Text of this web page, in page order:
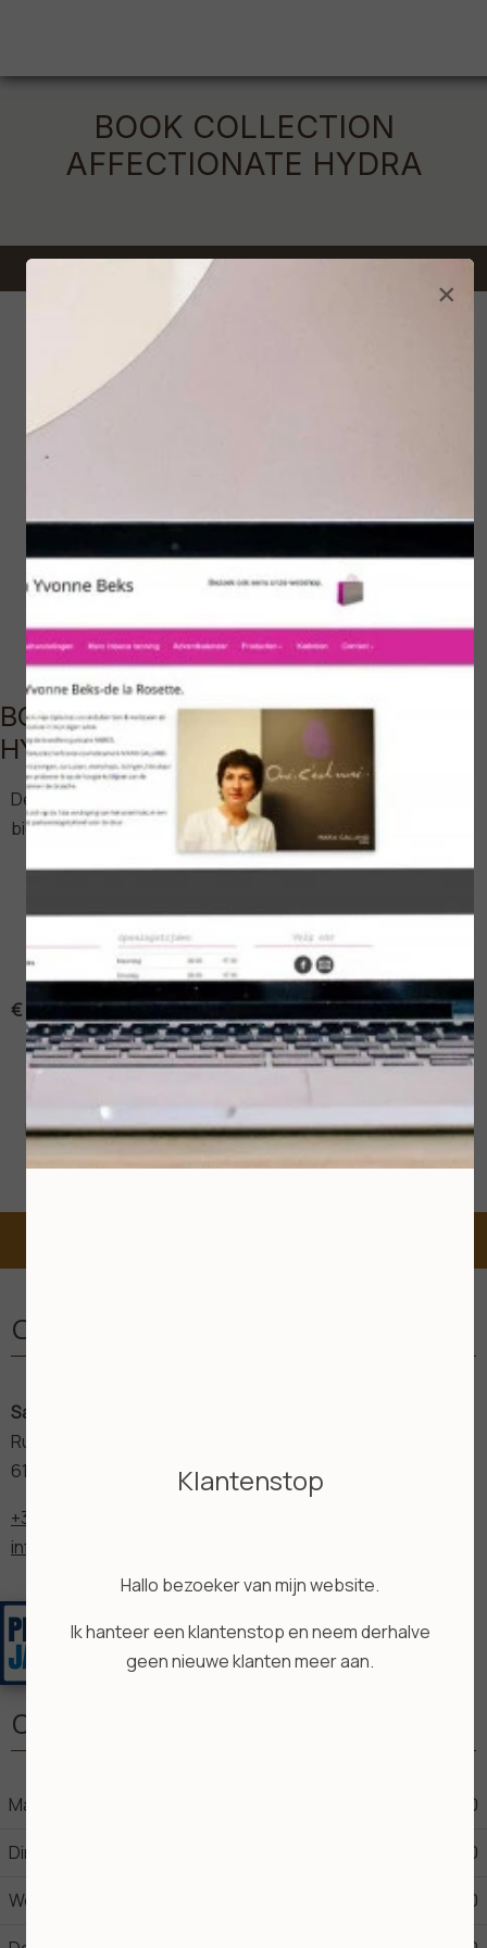
BOOK COLLECTION
AFFECTIONATE HYDRA
BOOK COLLECTION AFFECTIONATE
HYDRA
Deze set zorgt voor een diepe hydratatie van de huid en
biedt tegelijkertijd comfort en een stralende teint.
32 MOSAÏC DROPS
581 LUMIN'ECLAT MASKER; voor een spa-momentje
€ 59,-
Boek nu
Contact
Salon Yvonne Beks
Rubensstraat 27
6165 TP Geleen
+31644445194
info@salonyvonnebeks.nl
Openingstijden
Maandag
17:30
Dinsdag
17:30
Woensdag
17:30
×
Klantenstop
Hallo bezoeker van mijn website.
Ik hanteer een klantenstop en neem derhalve
geen nieuwe klanten meer aan.